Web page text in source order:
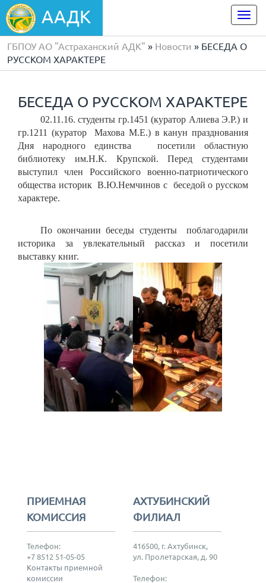
ААДК
ГБПОУ АО "Астраханский АДК" » Новости » БЕСЕДА О
РУССКОМ ХАРАКТЕРЕ
БЕСЕДА О РУССКОМ ХАРАКТЕРЕ
02.11.16. студенты гр.1451 (куратор Алиева Э.Р.) и
гр.1211 (куратор Махова М.Е.) в канун празднования
Дня народного единства посетили областную
библиотеку им.Н.К. Крупской. Перед студентами
выступил член Российского военно-патриотического
общества историк В.Ю.Немчинов с беседой о русском
характере.
По окончании беседы студенты поблагодарили
историка за увлекательный рассказ и посетили
выставку книг.
ПРИЕМНАЯ
КОМИССИЯ
Телефон:
+7 8512 51-05-05
Контакты приемной
комиссии
АХТУБИНСКИЙ
ФИЛИАЛ
416500, г. Ахтубинск,
ул. Пролетарская, д. 90
Телефон: